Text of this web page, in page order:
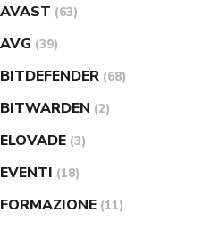
AVAST (63)
AVG (39)
BITDEFENDER (68)
BITWARDEN (2)
ELOVADE (3)
EVENTI (18)
FORMAZIONE (11)